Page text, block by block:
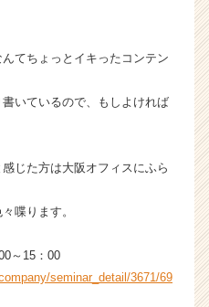
てちょっとイキったコンテン
いているので、もしよければ
じた方は大阪オフィスにふら
喋ります。
～15：00
seminar_detail/3671/69